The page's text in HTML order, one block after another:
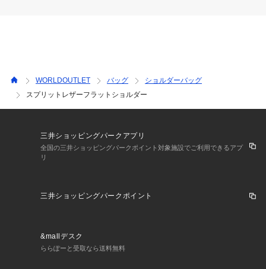
ライトピンク：
ベージュやグレーのセレモニースタイルに軽やかな差し色とし
春行事にも好相性。
お食事や普段使いにも。
必要な荷物がすっきり収まり、オン・オフ問わず活躍します。
・ポケット数：内側×2
※照明の関係により、実際よりも色味が違って見える場合があ
ります。また、パソコン・スマートフォンなどの環境により、
WORLDOUTLET バッグ
ショルダーバッグ
スプリットレザーフラットショルダー
三井ショッピングパークアプリ
全国の三井ショッピングパークポイント対象施設でご利用できるアプ
リ
三井ショッピングパークポイント
&mallデスク
ららぽーと受取なら送料無料